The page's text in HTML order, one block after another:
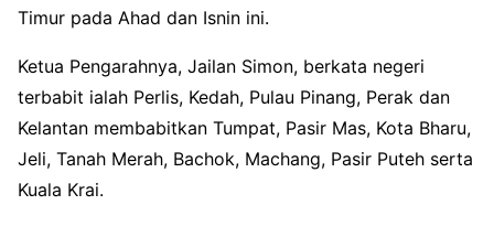
Timur pada Ahad dan Isnin ini.
Ketua Pengarahnya, Jailan Simon, berkata negeri
terbabit ialah Perlis, Kedah, Pulau Pinang, Perak dan
Kelantan membabitkan Tumpat, Pasir Mas, Kota Bharu,
Jeli, Tanah Merah, Bachok, Machang, Pasir Puteh serta
Kuala Krai.